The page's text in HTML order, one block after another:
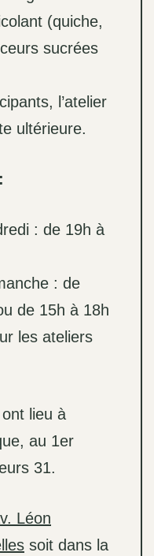
(quiche,
sucrées
l’atelier
ultérieure.
: de 19h à
: de
de 15h à 18h
les ateliers
lieu à
au 1er
31.
Léon
soit dans la